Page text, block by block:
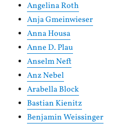
Angelina Roth
Anja Gmeinwieser
Anna Housa
Anne D. Plau
Anselm Neft
Anz Nebel
Arabella Block
Bastian Kienitz
Benjamin Weissinger